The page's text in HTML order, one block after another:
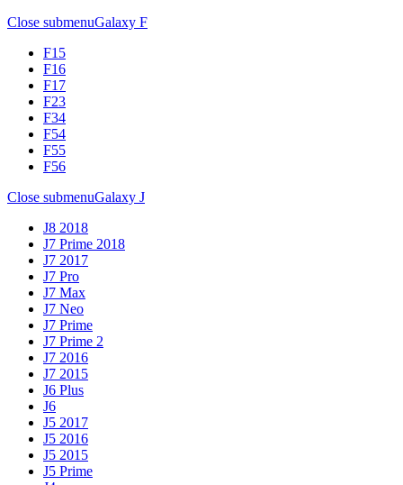
Close submenuGalaxy F
F15
F16
F17
F23
F34
F54
F55
F56
Close submenuGalaxy J
J8 2018
J7 Prime 2018
J7 2017
J7 Pro
J7 Max
J7 Neo
J7 Prime
J7 Prime 2
J7 2016
J7 2015
J6 Plus
J6
J5 2017
J5 2016
J5 2015
J5 Prime